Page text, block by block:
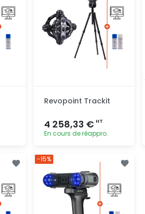
Revopoint Trackit
4 258,33 €HT
En cours de réappro.
-15%